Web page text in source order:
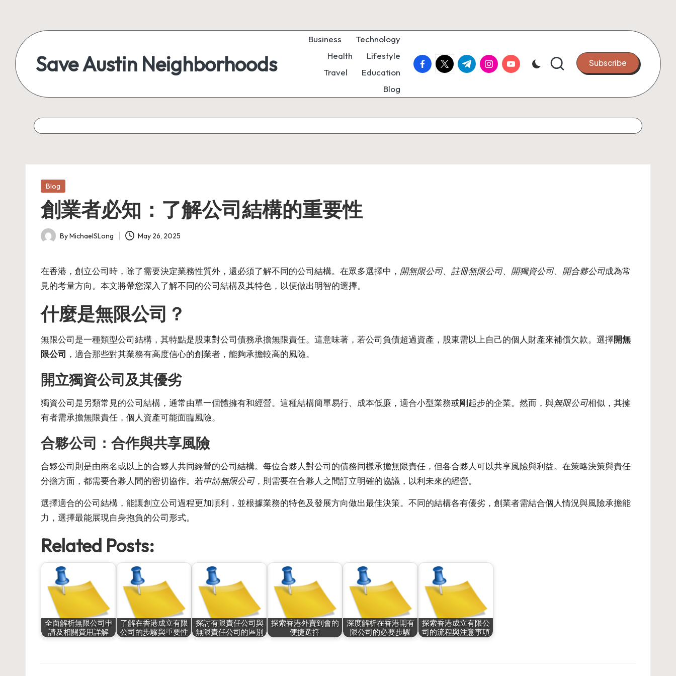
content
Save Austin Neighborhoods
Austin
exploring
Business
Technology
Health
Lifestyle
Travel
Education
Blog
facebook.com
twitter.com
t.me instagram.com
youtube.com Subscribe
Posted
Blog
創業者必知：了解公司結構的重要性
Posted
ByMichaelSLong May 26, 2025
在香港，創立公司時，除了需要決定業務性質外，還必須了解不同的公司結構。在眾多選擇中， 開無限公司、 註冊無限公司、 開獨資公司、 開合夥公司成為常
見的考量方向。本文將帶您深入了解不同的公司結構及其特色，以便做出明智的選擇。
什麼是無限公司？
無限公司是一種類型公司結構，其特點是股東對公司債務承擔無限責任。這意味著，若公司負債超過資產，股東需以上自己的個人財產來補償欠款。選擇開無
限公司 ，適合那些對其業務有高度信心的創業者，能夠承擔較高的風險。
開立獨資公司及其優劣
獨資公司是另類常見的公司結構，通常由單一個體擁有和經營。這種結構簡單易行、成本低廉，適合小型業務或剛起步的企業。然而，與無限公司相似，其擁
有者需承擔無限責任，個人資產可能面臨風險。
合夥公司：合作與共享風險
合夥公司則是由兩名或以上的合夥人共同經營的公司結構。每位合夥人對公司的債務同樣承擔無限責任，但各合夥人可以共享風險與利益。在策略決策與責任
分擔方面，都需要合夥人間的密切協作。若申請無限公司，則需要在合夥人之間訂立明確的協議，以利未來的經營。
選擇適合的公司結構，能讓創立公司過程更加順利，並根據業務的特色及發展方向做出最佳決策。不同的結構各有優劣，創業者需結合個人情況與風險承擔能
力，選擇最能展現自身抱負的公司形式。
Related Posts:
全面解析無限公司申
請及相關費用詳解
了解在香港成立有限
公司的步驟與重要性
探討有限責任公司與
無限責任公司的區別
探索香港外賣到會的
便捷選擇
深度解析在香港開有
限公司的必要步驟
探索香港成立有限公
司的流程與注意事項